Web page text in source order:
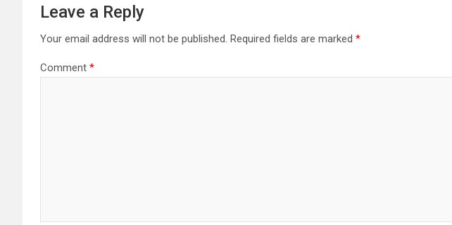
Leave a Reply
Your email address will not be published. Required fields are marked *
Comment *